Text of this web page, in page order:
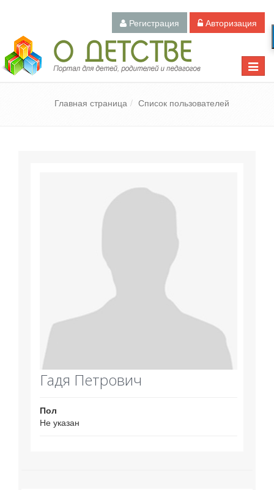
Регистрация Авторизация
Toggle
Педагогический портал «О детстве»
Главная страница Список пользователей
Гадя Петрович
Пол
Не указан